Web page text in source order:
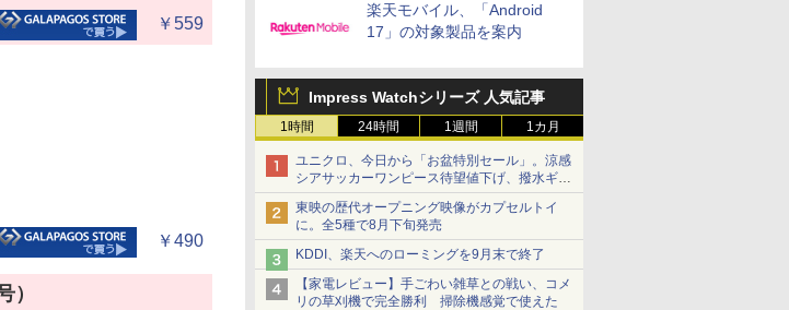
楽天モバイル、「Android
17」の対象製品を案内
Impress Watchシリーズ 人気記事
1時間 24時間 1週間 1カ月
ユニクロ、今日から「お盆特別セール」。涼感
シアサッカーワンピース待望値下げ、撥水ギア
ショーツは1990円に
東映の歴代オープニング映像がカプセルトイ
に。全5種で8月下旬発売
KDDI、楽天へのローミングを9月末で終了
【家電レビュー】手ごわい雑草との戦い、コメ
リの草刈機で完全勝利 掃除機感覚で使えた
￥559
￥490
）